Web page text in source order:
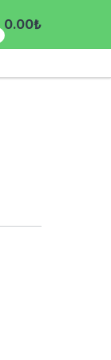
0.00₺